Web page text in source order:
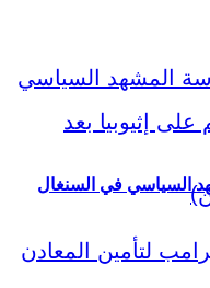
السياسي في السنغال